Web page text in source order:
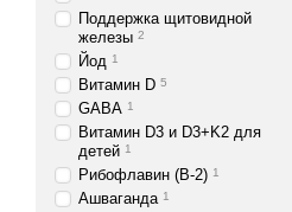
Поддержка щитовидной
железы 2
Йод 1
Витамин D 5
GABA 1
Витамин D3 и D3+K2 для
детей 1
Рибофлавин (В-2) 1
Ашваганда 1